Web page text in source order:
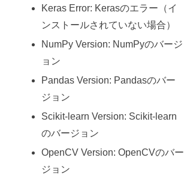
Keras Error: Kerasのエラー（イ
ンストールされていない場合）
NumPy Version: NumPyのバージ
ョン
Pandas Version: Pandasのバー
ジョン
Scikit-learn Version: Scikit-learn
のバージョン
OpenCV Version: OpenCVのバー
ジョン